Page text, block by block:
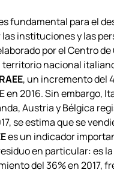
fundamental para el
instituciones y las
por el Centro
territorio nacional
, un incremento del
en 2016. Sin embargo,
Austria y Bélgica
se estima que se
es un indicador
en particular: es la
del 36% en 2017,